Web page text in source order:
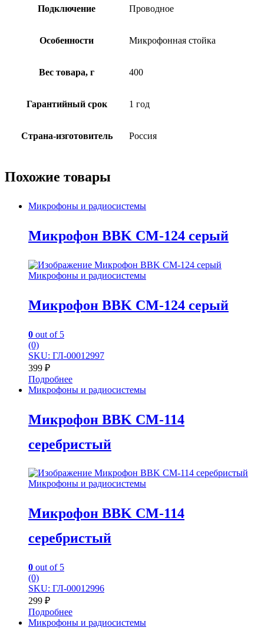
Подключение Проводное
Особенности Микрофонная стойка
Вес товара, г 400
Гарантийный срок 1 год
Страна-изготовитель Россия
Похожие товары
Микрофоны и радиосистемы
Микрофон BBK CM-124 серый
Микрофоны и радиосистемы
Микрофон BBK CM-124 серый
0 out of 5
(0)
SKU: ГЛ-00012997
399 ₽
Подробнее
Микрофоны и радиосистемы
Микрофон BBK CM-114
серебристый
Микрофоны и радиосистемы
Микрофон BBK CM-114
серебристый
0 out of 5
(0)
SKU: ГЛ-00012996
299 ₽
Подробнее
Микрофоны и радиосистемы